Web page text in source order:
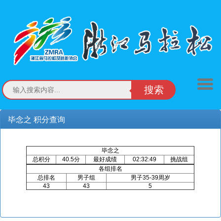
搜索
毕念之 积分查询
毕念之
总积分
40.5分 最好成绩 02:32:49
挑战组
各组排名
总排名
男子组
男子35-39周岁
43
43 5